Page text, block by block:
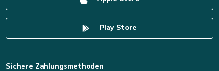
Play Store
Sichere Zahlungsmethoden